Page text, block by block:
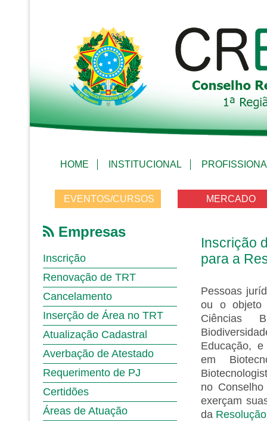
HOME INSTITUCIONAL
EVENTOS/CURSOS MERCADO
Empresas
Inscrição
Renovação de TRT
Cancelamento
Inserção de Área no TRT
Atualização Cadastral
Averbação de Atestado
Requerimento de PJ
Certidões
Áreas de Atuação
Inscrição
para a
Pessoas
ou o objeto
Ciências
Educação,
em
no
exerçam
da